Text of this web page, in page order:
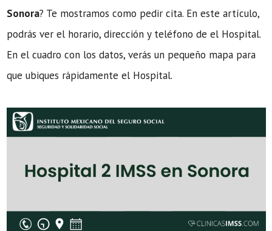
Sonora? Te mostramos como pedir cita. En este artículo,
podrás ver el horario, dirección y teléfono de el Hospital.
En el cuadro con los datos, verás un pequeño mapa para
que ubiques rápidamente el Hospital.